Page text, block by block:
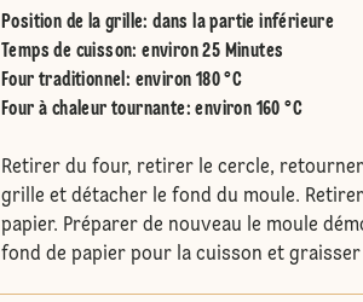
Position de la grille:dans la partie inférieure
Temps de cuisson: environ 25 Minutes
Four traditionnel : environ 180 °C
Four à chaleur tournante: environ 160 °C
Retirer du four, retirer le cercle,
grille et détacher le fond du moule.
papier. Préparer de nouveau le moule
fond de papier pour la cuisson et graisser